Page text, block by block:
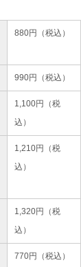
880円（税込）
990円（税込）
1,100円（税
込）
1,210円（税
込）
1,320円（税
込）
770円（税込）